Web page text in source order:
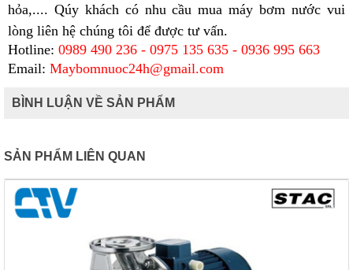
hỏa,.... Qúy khách có nhu cầu mua máy bơm nước vui
lòng liên hệ chúng tôi để được tư vấn.
Hotline: 0989 490 236 - 0975 135 635 - 0936 995 663
Email: Maybomnuoc24h@gmail.com
BÌNH LUẬN VỀ SẢN PHẨM
SẢN PHẨM LIÊN QUAN